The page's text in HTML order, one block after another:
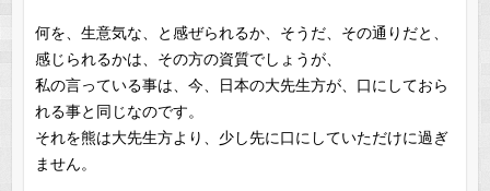
何を、生意気な、と感ぜられるか、そうだ、その通りだと、
感じられるかは、その方の資質でしょうが、
私の言っている事は、今、日本の大先生方が、口にしておら
れる事と同じなのです。
それを熊は大先生方より、少し先に口にしていただけに過ぎ
ません。